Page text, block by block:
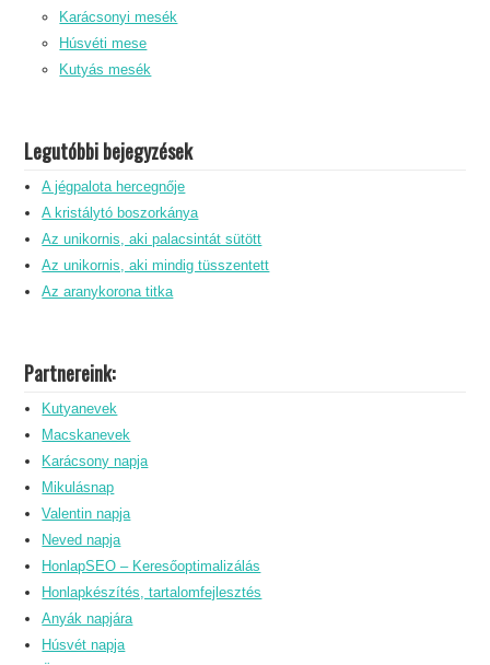
Karácsonyi mesék
Húsvéti mese
Kutyás mesék
Legutóbbi bejegyzések
A jégpalota hercegnője
A kristálytó boszorkánya
Az unikornis, aki palacsintát sütött
Az unikornis, aki mindig tüsszentett
Az aranykorona titka
Partnereink:
Kutyanevek
Macskanevek
Karácsony napja
Mikulásnap
Valentin napja
Neved napja
HonlapSEO – Keresőoptimalizálás
Honlapkészítés, tartalomfejlesztés
Anyák napjára
Húsvét napja